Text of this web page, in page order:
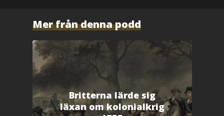
k
(
p
p
n
a
s
t
t
n
y
t
Mer från denna podd
Britterna lärde sig
läxan om kolonialkrig